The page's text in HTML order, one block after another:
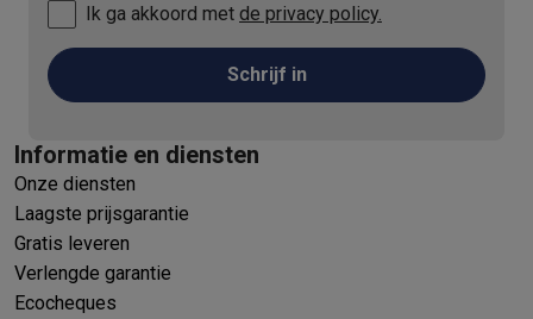
Ik ga akkoord met de privacy policy.
Schrijf in
Informatie en diensten
Onze diensten
Laagste prijsgarantie
Gratis leveren
Verlengde garantie
Ecocheques